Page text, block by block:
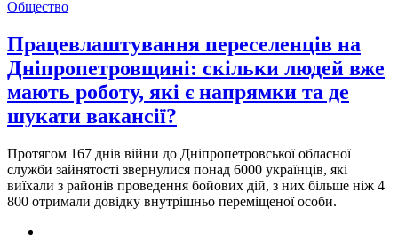
Общество
Працевлаштування переселенців на
Дніпропетровщині: скільки людей вже
мають роботу, які є напрямки та де
шукати вакансії?
Протягом 167 днів війни до Дніпропетровської обласної
служби зайнятості звернулися понад 6000 українців, які
виїхали з районів проведення бойових дій, з них більше ніж 4
800 отримали довідку внутрішньо переміщеної особи.